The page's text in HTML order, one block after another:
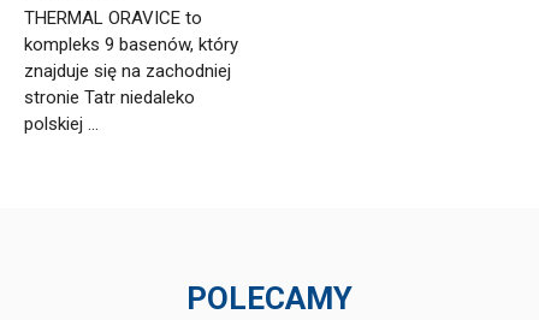
THERMAL ORAVICE to
kompleks 9 basenów, który
znajduje się na zachodniej
stronie Tatr niedaleko
polskiej ...
POLECAMY